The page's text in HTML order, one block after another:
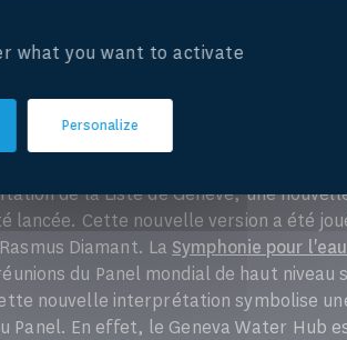
et principes du droit international
ce nouveau domaine. Le principe
que le droit des droits de l'homme,
de la Liste de Genève, une
lancée. Cette nouvelle version a été
Diamant. La Symphonie pour
du Panel mondial de haut niveau
nouvelle interprétation symbolise
Panel. En effet, le Geneva Water Hub
what you want to activate
Personalize